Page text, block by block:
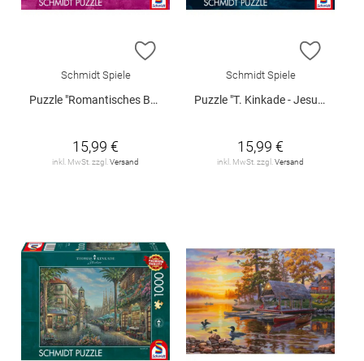
ZUR WUNSCHLISTE HINZUFÜGEN
Schmidt Spiele
Puzzle "Romantisches Bayern", 1000 Teile
15,99 €
inkl. MwSt. zzgl. Versand
ZUR
Schmidt Spiele
Puzzle "T. Kinkade - Jesu Geburt", 1000 Teile
15,99 €
inkl. MwSt. zzgl. Versand